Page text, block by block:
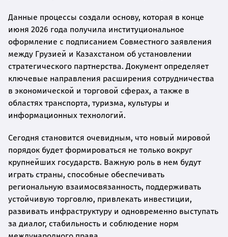
Данные процессы создали основу, которая в конце
июня 2026 года получила институциональное
оформление с подписанием Совместного заявления
между Грузией и Казахстаном об установлении
стратегического партнерства. Документ определяет
ключевые направления расширения сотрудничества
в экономической и торговой сферах, а также в
областях транспорта, туризма, культуры и
информационных технологий.
Сегодня становится очевидным, что новый мировой
порядок будет формироваться не только вокруг
крупнейших государств. Важную роль в нем будут
играть страны, способные обеспечивать
региональную взаимосвязанность, поддерживать
устойчивую торговлю, привлекать инвестиции,
развивать инфраструктуру и одновременно выступать
за диалог, стабильность и соблюдение норм